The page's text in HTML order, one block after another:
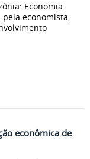
Economia
pela economista,
econômica de